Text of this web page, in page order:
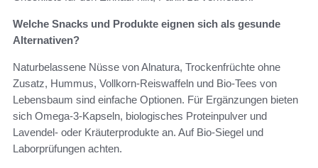
Welche Snacks und Produkte eignen sich als gesunde
Alternativen?
Naturbelassene Nüsse von Alnatura, Trockenfrüchte ohne
Zusatz, Hummus, Vollkorn-Reiswaffeln und Bio-Tees von
Lebensbaum sind einfache Optionen. Für Ergänzungen bieten
sich Omega-3-Kapseln, biologisches Proteinpulver und
Lavendel- oder Kräuterprodukte an. Auf Bio-Siegel und
Laborprüfungen achten.